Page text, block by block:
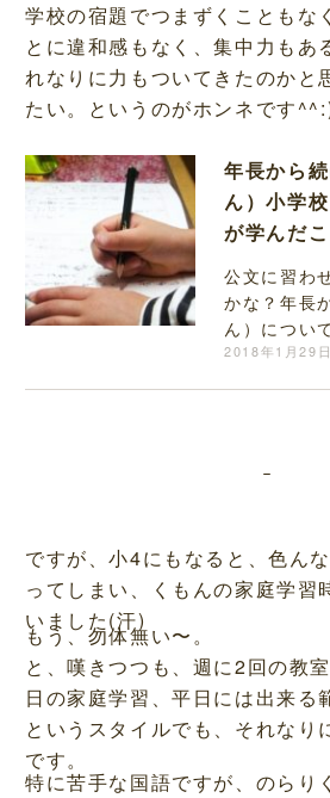
学校の宿題でつまずくこともな
とに違和感もなく、集中力もあ
れなりに力もついてきたのかと
たい。というのがホンネです
年長から
ん）小学
が学んだこ
公文に習わ
かな？年長
ん）につい
思うこと。
2018年1月29日
ですが、小4にもなると、色ん
ってしまい、くもんの家庭学習
いました(汗)
もう、勿体無い〜。
と、嘆きつつも、週に2回の教
日の家庭学習、平日には出来る
というスタイルでも、それなり
です。
特に苦手な国語ですが、のらり